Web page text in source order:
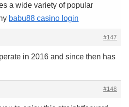
a wide variety of popular
babu88 casino login
#147
in 2016 and since then has
#148